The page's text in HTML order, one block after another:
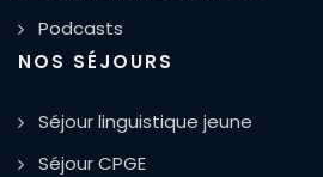
Podcasts
NOS SÉJOURS
Séjour linguistique jeune
Séjour CPGE